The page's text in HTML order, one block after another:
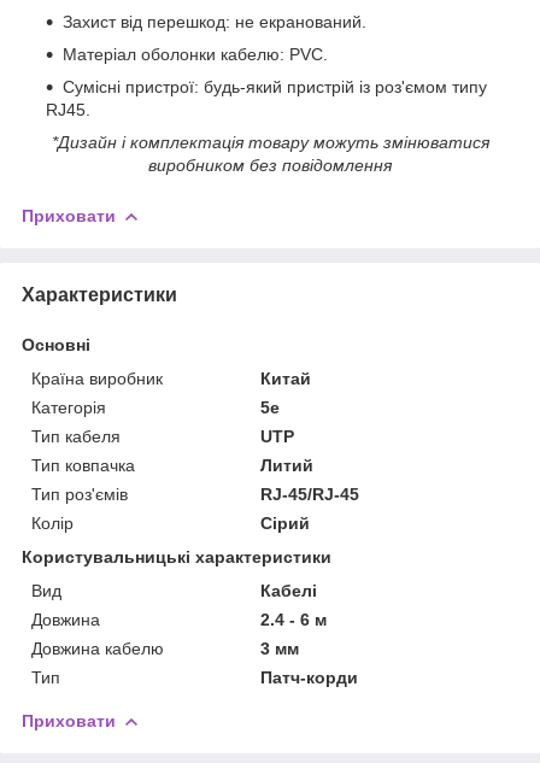
Захист від перешкод: не екранований.
Матеріал оболонки кабелю: PVC.
Сумісні пристрої: будь-який пристрій із роз'ємом типу
RJ45.
*Дизайн і комплектація товару можуть змінюватися
виробником без повідомлення
Приховати
Характеристики
Основні
Країна виробник
Китай
Категорія
5e
Тип кабеля
UTP
Тип ковпачка
Литий
Тип роз'ємів
RJ-45/RJ-45
Колір
Сірий
Користувальницькі характеристики
Вид
Кабелі
Довжина
2.4 - 6 м
Довжина кабелю
3 мм
Тип
Патч-корди
Приховати